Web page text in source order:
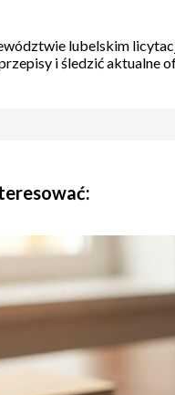
lubelskim
i śledzić aktualne